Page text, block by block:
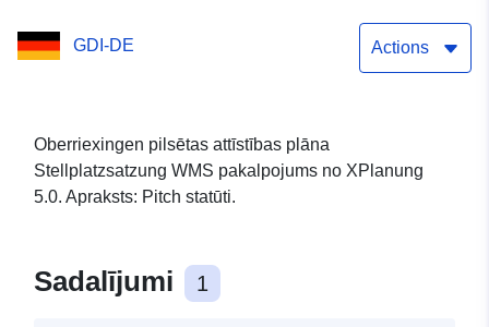
GDI-DE Actions
Oberriexingen pilsētas attīstības plāna
Stellplatzsatzung WMS pakalpojums no XPlanung
5.0. Apraksts: Pitch statūti.
Sadalījumi 1